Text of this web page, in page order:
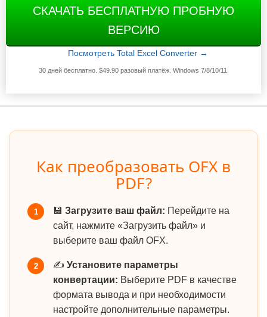
СКАЧАТЬ БЕСПЛАТНУЮ ПРОБНУЮ
ВЕРСИЮ
Посмотреть Total Excel Converter →
30 дней бесплатно. $49.90 разовый платёж. Windows 7/8/10/11.
Как преобразовать OFX в
PDF?
1 💾 Загрузите ваш файл: Перейдите на
сайт, нажмите «Загрузить файл» и
выберите ваш файл OFX.
2 ✍️ Установите параметры
конвертации: Выберите PDF в качестве
формата вывода и при необходимости
настройте дополнительные параметры.